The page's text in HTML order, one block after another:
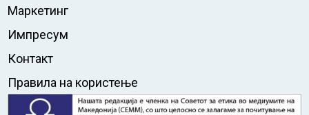
Маркетинг
Импресум
Контакт
Правила на користење